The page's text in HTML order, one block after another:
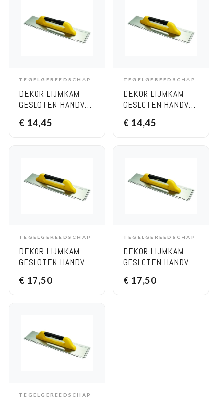
ADD TO CART
TEGELGEREEDSCHAP
DEKOR LIJMKAM
GESLOTEN HANDVAT
120×400 MM 6×6
€ 14,45
ADD TO CART
TEGELGEREEDSCHAP
DEKOR LIJMKAM
GESLOTEN HANDVAT
120×400 MM 8×8
€ 14,45
ADD TO CART
TEGELGEREEDSCHAP
DEKOR LIJMKAM
GESLOTEN HANDVAT
120×500 MM 10×10
€ 17,50
ADD TO CART
TEGELGEREEDSCHAP
DEKOR LIJMKAM
GESLOTEN HANDVAT
120×500 MM 4×4
€ 17,50
TEGELGEREEDSCHAP